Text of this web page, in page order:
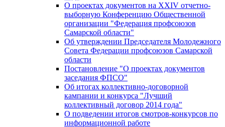
О проектах документов на XXIV отчетно-
выборную Конференцию Общественной
организации "Федерация профсоюзов
Самарской области"
Об утверждении Председателя Молодежного
Совета Федерации профсоюзов Самарской
области
Постановление "О проектах документов
заседания ФПСО"
Об итогах коллективно-договорной
кампании и конкурса "Лучший
коллективный договор 2014 года"
О подведении итогов смотров-конкурсов по
информационной работе